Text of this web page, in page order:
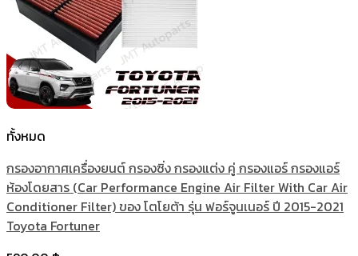
ทั้งหมด
กรองอากาศเครื่องยนต์ กรองซิ่ง กรองแต่ง คู่ กรองแอร์ กรองแอร์
ห้องโดยสาร (Car Performance Engine Air Filter With Car Air
Conditioner Filter) ของ โตโยต้า รุ่น ฟอร์จูนเนอร์ ปี 2015-2021
Toyota Fortuner